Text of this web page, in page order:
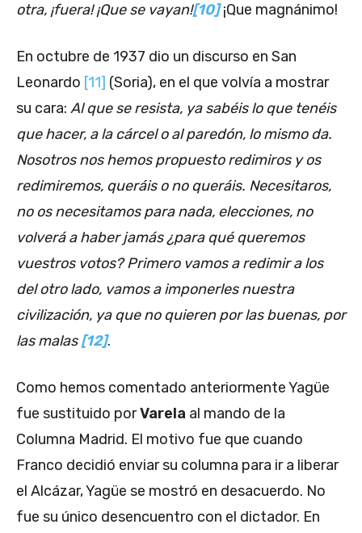
otra, ¡fuera! ¡Que se vayan![10]¡Que magnánimo!
En octubre de 1937 dio un discurso en San
Leonardo [11] (Soria), en el que volvía a mostrar
su cara: Al que se resista, ya sabéis lo que tenéis
que hacer, a la cárcel o al paredón, lo mismo da.
Nosotros nos hemos propuesto redimiros y os
redimiremos, queráis o no queráis. Necesitaros,
no os necesitamos para nada, elecciones, no
volverá a haber jamás ¿para qué queremos
vuestros votos? Primero vamos a redimir a los
del otro lado, vamos a imponerles nuestra
civilización, ya que no quieren por las buenas, por
las malas[12].
Como hemos comentado anteriormente Yagüe
fue sustituido porVarela al mando de la
Columna Madrid. El motivo fue que cuando
Franco decidió enviar su columna para ir a liberar
el Alcázar, Yagüe se mostró en desacuerdo. No
fue su único desencuentro con el dictador. En